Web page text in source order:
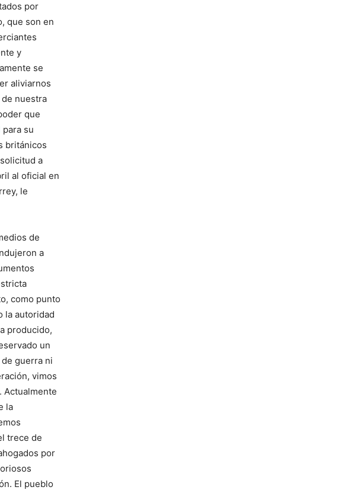
por
que son en
y
se
aliviarnos
nuestra
que
para su
británicos
a
al oficial en
le
de
a
como punto
la autoridad
producido,
un
guerra ni
vimos
Actualmente
la
trece de
por
El pueblo